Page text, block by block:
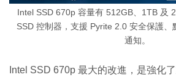
Intel SSD 670p 容量有 512GB、1TB 及
SSD 控制器，支援 Pyrite 2.0 安全保護、
通知。
Intel SSD 670p 最大的改進，是強化